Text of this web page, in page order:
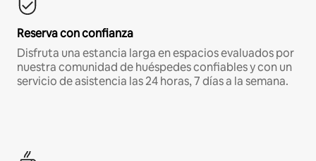
Reserva con confianza
Disfruta una estancia larga en espacios evaluados por
nuestra comunidad de huéspedes confiables y con un
servicio de asistencia las 24 horas, 7 días a la semana.